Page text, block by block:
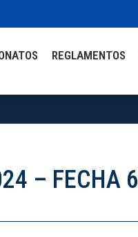
REGLAMENTOS
– FECHA 6